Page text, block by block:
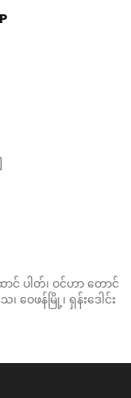
င် ပါတ်၊ ဝင်ဟာ တောင်
ေဖန်မြို့၊ ရှန်းဒေါင်း